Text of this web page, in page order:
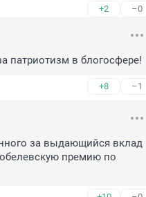
+2 –0
патриотизм в блогосфере!
+8 –1
за выдающийся вклад
премию по